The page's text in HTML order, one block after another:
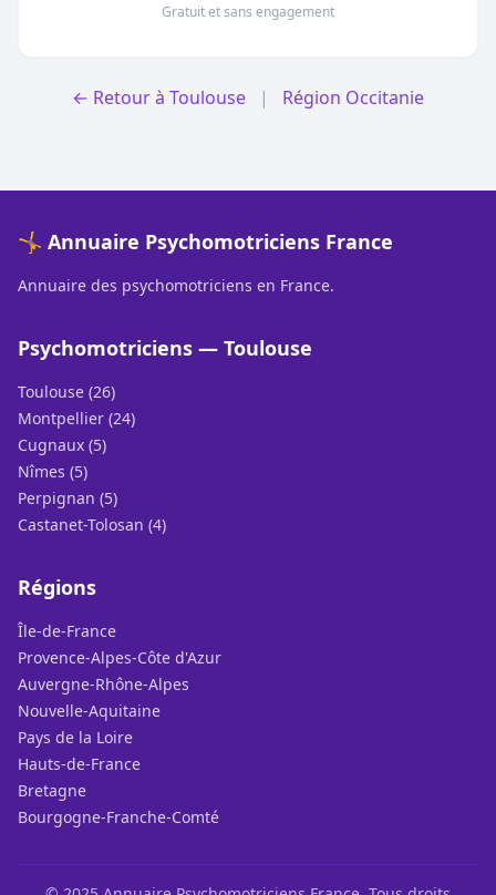
Gratuit et sans engagement
← Retour à Toulouse | Région Occitanie
🤸 Annuaire Psychomotriciens France
Annuaire des psychomotriciens en France.
Psychomotriciens — Toulouse
Toulouse (26)
Montpellier (24)
Cugnaux (5)
Nîmes (5)
Perpignan (5)
Castanet-Tolosan (4)
Régions
Île-de-France
Provence-Alpes-Côte d'Azur
Auvergne-Rhône-Alpes
Nouvelle-Aquitaine
Pays de la Loire
Hauts-de-France
Bretagne
Bourgogne-Franche-Comté